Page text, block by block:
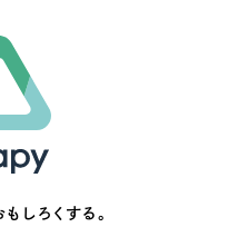
しろくする。